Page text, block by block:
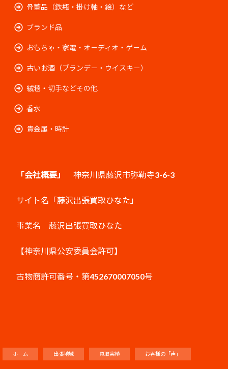
骨董品（鉄瓶・掛け軸・絵）など
ブランド品
おもちゃ・家電・オ－ディオ・ゲ－ム
古いお酒（ブランデ－・ウイスキ－）
絨毯・切手などその他
香水
貴金属・時計
「会社概要」 神奈川県藤沢市弥勒寺3-6-3
サイト名「藤沢出張買取ひなた」
事業名 藤沢出張買取ひなた
【神奈川県公安委員会許可】
古物商許可番号・第452670007050号
ホーム 出張地域 買取実績 お客様の「声」